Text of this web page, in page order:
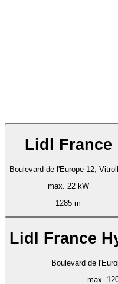
Lidl France
Boulevard de l'Europe 12,
max. 22 kW
1285 m
Lidl France
Boulevard de
max.